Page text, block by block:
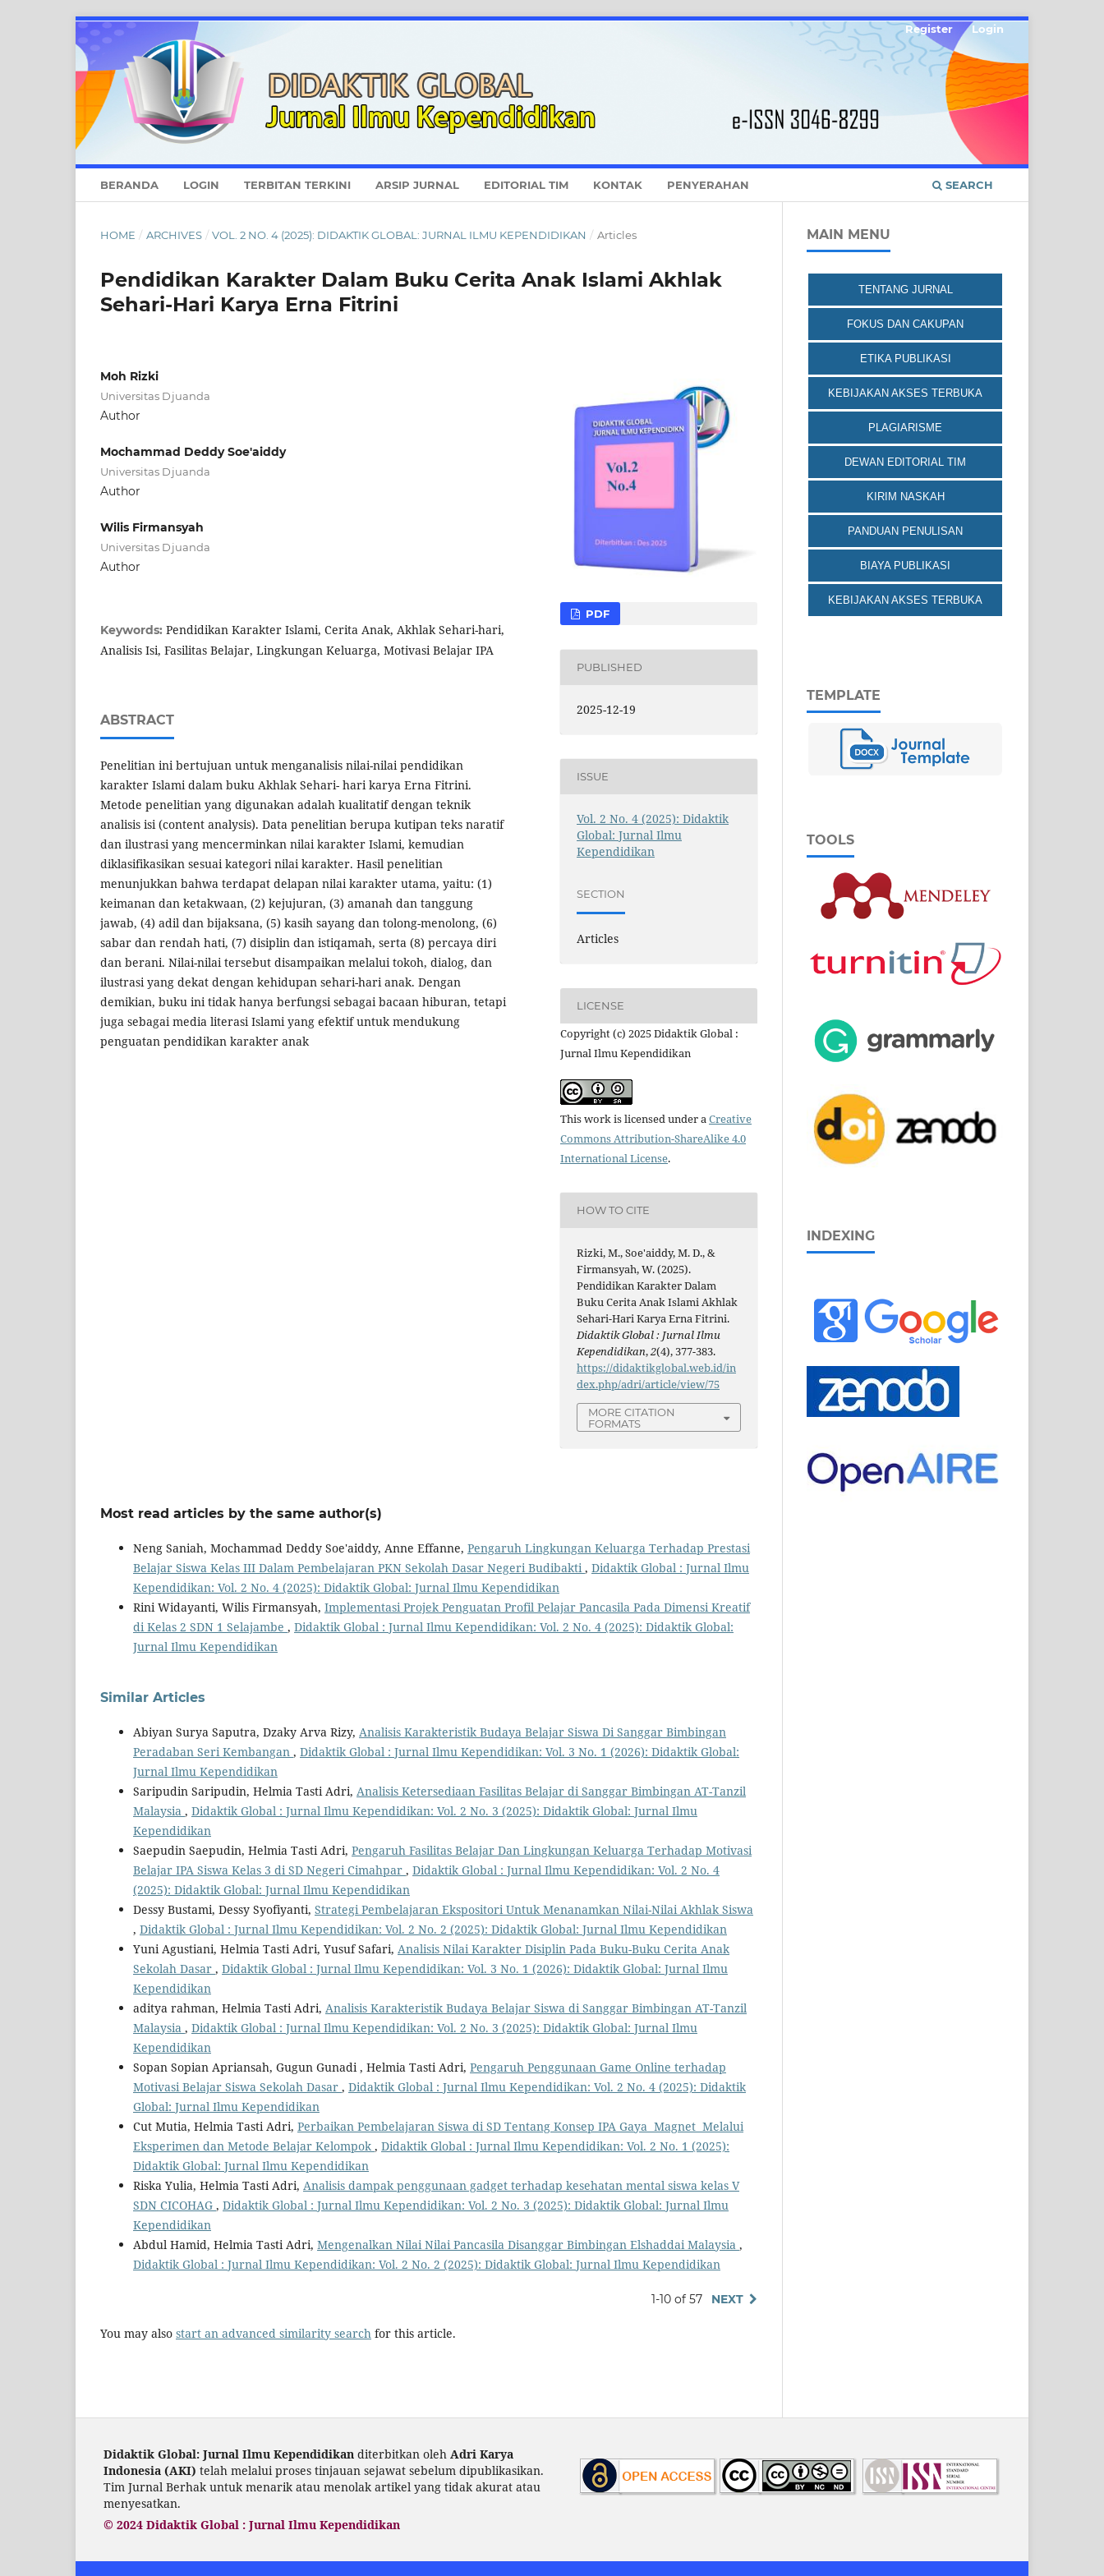
BERANDA LOGIN TERBITAN TERKINI ARSIP JURNAL EDITORIAL TIM KONTAK PENYERAHAN SEARCH
Register Login
HOME / ARCHIVES / VOL. 2 NO. 4 (2025): DIDAKTIK GLOBAL: JURNAL ILMU KEPENDIDIKAN / Articles
Pendidikan Karakter Dalam Buku Cerita Anak Islami Akhlak
Sehari-Hari Karya Erna Fitrini
Moh Rizki
Universitas Djuanda
Author
Mochammad Deddy Soe'aiddy
Universitas Djuanda
Author
Wilis Firmansyah
Universitas Djuanda
Author
Keywords: Pendidikan Karakter Islami, Cerita Anak, Akhlak Sehari-hari,
Analisis Isi, Fasilitas Belajar, Lingkungan Keluarga, Motivasi Belajar IPA
ABSTRACT
Penelitian ini bertujuan untuk menganalisis nilai-nilai pendidikan
karakter Islami dalam buku Akhlak Sehari- hari karya Erna Fitrini.
Metode penelitian yang digunakan adalah kualitatif dengan teknik
analisis isi (content analysis). Data penelitian berupa kutipan teks naratif
dan ilustrasi yang mencerminkan nilai karakter Islami, kemudian
diklasifikasikan sesuai kategori nilai karakter. Hasil penelitian
menunjukkan bahwa terdapat delapan nilai karakter utama, yaitu: (1)
keimanan dan ketakwaan, (2) kejujuran, (3) amanah dan tanggung
jawab, (4) adil dan bijaksana, (5) kasih sayang dan tolong-menolong, (6)
sabar dan rendah hati, (7) disiplin dan istiqamah, serta (8) percaya diri
dan berani. Nilai-nilai tersebut disampaikan melalui tokoh, dialog, dan
ilustrasi yang dekat dengan kehidupan sehari-hari anak. Dengan
demikian, buku ini tidak hanya berfungsi sebagai bacaan hiburan, tetapi
juga sebagai media literasi Islami yang efektif untuk mendukung
penguatan pendidikan karakter anak
PDF
PUBLISHED
2025-12-19
ISSUE
Vol. 2 No. 4 (2025): Didaktik
Global: Jurnal Ilmu
Kependidikan
SECTION
Articles
LICENSE
Copyright (c) 2025 Didaktik Global :
Jurnal Ilmu Kependidikan
This work is licensed under aCreative
Commons Attribution-ShareAlike 4.0
International License.
HOW TO CITE
Rizki, M., Soe'aiddy, M. D., &
Firmansyah, W. (2025).
Pendidikan Karakter Dalam
Buku Cerita Anak Islami Akhlak
Sehari-Hari Karya Erna Fitrini.
Didaktik Global : Jurnal Ilmu
Kependidikan,2(4), 377-383.
https://didaktikglobal.web.id/in
dex.php/adri/article/view/75
MORE CITATION
FORMATS
Most read articles by the same author(s)
Neng Saniah, Mochammad Deddy Soe'aiddy, Anne Effanne, Pengaruh Lingkungan Keluarga Terhadap Prestasi
Belajar Siswa Kelas III Dalam Pembelajaran PKN Sekolah Dasar Negeri Budibakti, Didaktik Global : Jurnal Ilmu
Kependidikan: Vol. 2 No. 4 (2025): Didaktik Global: Jurnal Ilmu Kependidikan
Rini Widayanti, Wilis Firmansyah, Implementasi Projek Penguatan Profil Pelajar Pancasila Pada Dimensi Kreatif
di Kelas 2 SDN 1 Selajambe , Didaktik Global : Jurnal Ilmu Kependidikan: Vol. 2 No. 4 (2025): Didaktik Global:
Jurnal Ilmu Kependidikan
Similar Articles
Abiyan Surya Saputra, Dzaky Arva Rizy, Analisis Karakteristik Budaya Belajar Siswa Di Sanggar Bimbingan
Peradaban Seri Kembangan , Didaktik Global : Jurnal Ilmu Kependidikan: Vol. 3 No. 1 (2026): Didaktik Global:
Jurnal Ilmu Kependidikan
Saripudin Saripudin, Helmia Tasti Adri, Analisis Ketersediaan Fasilitas Belajar di Sanggar Bimbingan AT-Tanzil
Malaysia , Didaktik Global : Jurnal Ilmu Kependidikan: Vol. 2 No. 3 (2025): Didaktik Global: Jurnal Ilmu
Kependidikan
Saepudin Saepudin, Helmia Tasti Adri, Pengaruh Fasilitas Belajar Dan Lingkungan Keluarga Terhadap Motivasi
Belajar IPA Siswa Kelas 3 di SD Negeri Cimahpar , Didaktik Global : Jurnal Ilmu Kependidikan: Vol. 2 No. 4
(2025): Didaktik Global: Jurnal Ilmu Kependidikan
Dessy Bustami, Dessy Syofiyanti, Strategi Pembelajaran Ekspositori Untuk Menanamkan Nilai-Nilai Akhlak Siswa
, Didaktik Global : Jurnal Ilmu Kependidikan: Vol. 2 No. 2 (2025): Didaktik Global: Jurnal Ilmu Kependidikan
Yuni Agustiani, Helmia Tasti Adri, Yusuf Safari, Analisis Nilai Karakter Disiplin Pada Buku-Buku Cerita Anak
Sekolah Dasar , Didaktik Global : Jurnal Ilmu Kependidikan: Vol. 3 No. 1 (2026): Didaktik Global: Jurnal Ilmu
Kependidikan
aditya rahman, Helmia Tasti Adri, Analisis Karakteristik Budaya Belajar Siswa di Sanggar Bimbingan AT-Tanzil
Malaysia , Didaktik Global : Jurnal Ilmu Kependidikan: Vol. 2 No. 3 (2025): Didaktik Global: Jurnal Ilmu
Kependidikan
Sopan Sopian Apriansah, Gugun Gunadi , Helmia Tasti Adri, Pengaruh Penggunaan Game Online terhadap
Motivasi Belajar Siswa Sekolah Dasar , Didaktik Global : Jurnal Ilmu Kependidikan: Vol. 2 No. 4 (2025): Didaktik
Global: Jurnal Ilmu Kependidikan
Cut Mutia, Helmia Tasti Adri, Perbaikan Pembelajaran Siswa di SD Tentang Konsep IPA Gaya Magnet Melalui
Eksperimen dan Metode Belajar Kelompok , Didaktik Global : Jurnal Ilmu Kependidikan: Vol. 2 No. 1 (2025):
Didaktik Global: Jurnal Ilmu Kependidikan
Riska Yulia, Helmia Tasti Adri, Analisis dampak penggunaan gadget terhadap kesehatan mental siswa kelas V
SDN CICOHAG , Didaktik Global : Jurnal Ilmu Kependidikan: Vol. 2 No. 3 (2025): Didaktik Global: Jurnal Ilmu
Kependidikan
Abdul Hamid, Helmia Tasti Adri, Mengenalkan Nilai Nilai Pancasila Disanggar Bimbingan Elshaddai Malaysia ,
Didaktik Global : Jurnal Ilmu Kependidikan: Vol. 2 No. 2 (2025): Didaktik Global: Jurnal Ilmu Kependidikan
1-10 of 57 NEXT
You may also start an advanced similarity search for this article.
MAIN MENU
TENTANG JURNAL
FOKUS DAN CAKUPAN
ETIKA PUBLIKASI
KEBIJAKAN AKSES TERBUKA
PLAGIARISME
DEWAN EDITORIAL TIM
KIRIM NASKAH
PANDUAN PENULISAN
BIAYA PUBLIKASI
KEBIJAKAN AKSES TERBUKA
TEMPLATE
TOOLS
INDEXING
Didaktik Global: Jurnal Ilmu Kependidikan diterbitkan oleh Adri Karya
Indonesia (AKI) telah melalui proses tinjauan sejawat sebelum dipublikasikan.
Tim Jurnal Berhak untuk menarik atau menolak artikel yang tidak akurat atau
menyesatkan.
© 2024 Didaktik Global : Jurnal Ilmu Kependidikan